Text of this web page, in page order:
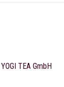
YOGI TEA GmbH